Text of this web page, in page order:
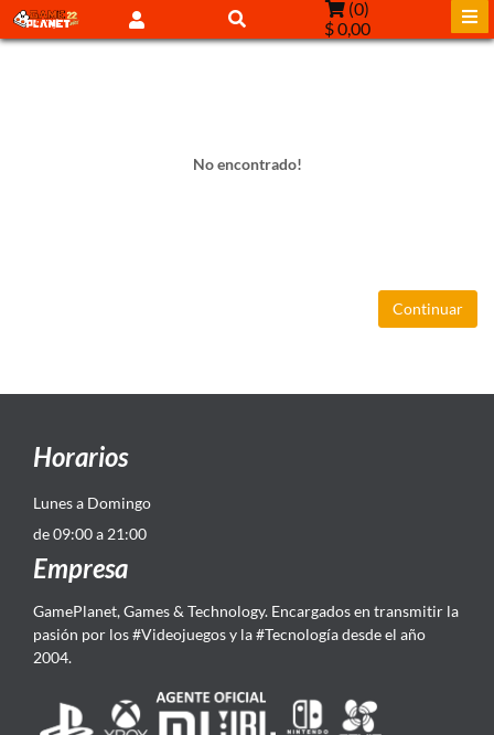
(0)
$ 0,00
No encontrado!
Continuar
Horarios
Lunes a Domingo
de 09:00 a 21:00
Empresa
GamePlanet, Games & Technology. Encargados en transmitir la
pasión por los #Videojuegos y la #Tecnología desde el año
2004.